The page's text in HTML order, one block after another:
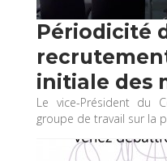
Périodicité
initiale des
Le vice-Président du
groupe de travail sur la